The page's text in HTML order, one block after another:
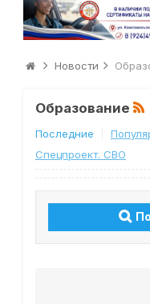
Новости
Образование
Последние
Спецпроект. СВО